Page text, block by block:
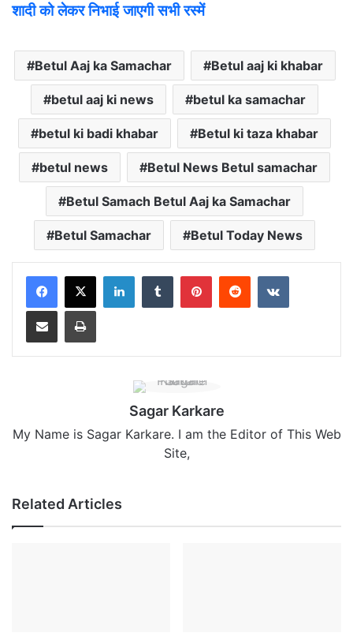
शादी को लेकर निभाई जाएगी सभी रस्में
Betul Aaj ka Samachar Betul aaj ki khabar
betul aaj ki news betul ka samachar
betul ki badi khabar Betul ki taza khabar
betul news Betul News Betul samachar
Betul Samach Betul Aaj ka Samachar
Betul Samachar Betul Today News
Sagar Karkare
My Name is Sagar Karkare. I am the Editor of This Web
Site,
Related Articles